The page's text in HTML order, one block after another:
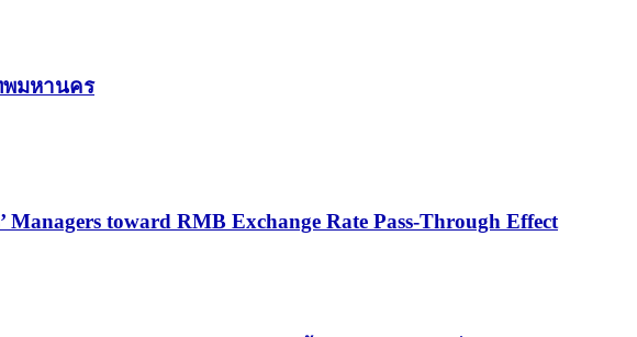
พมหานคร
Managers toward RMB Exchange Rate Pass-Through Effect